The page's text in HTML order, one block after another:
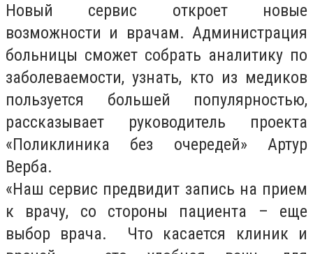
Новый сервис откроет новые
возможности и врачам. Администрация
больницы сможет собрать аналитику по
заболеваемости, узнать, кто из медиков
пользуется большей популярностью,
рассказывает руководитель проекта
«Поликлиника без очередей» Артур
Верба.
«Наш сервис предвидит запись на прием
к врачу, со стороны пациента – еще
выбор врача. Что касается клиник и